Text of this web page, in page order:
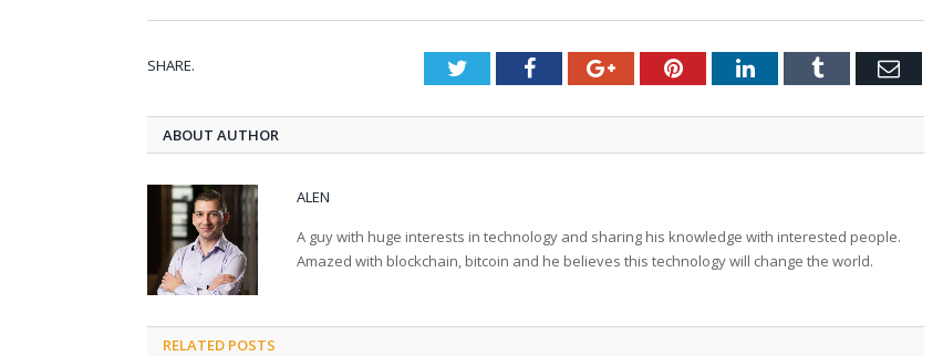
SHARE. TwitterFacebookGoogle+PinterestLinkedInTumblr Email
ABOUT AUTHOR
ALEN
A guy with huge interests in technology and sharing his knowledge with interested people.
Amazed with blockchain, bitcoin and he believes this technology will change the world.
RELATED POSTS